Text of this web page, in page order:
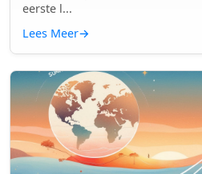
eerste l...
Lees Meer→